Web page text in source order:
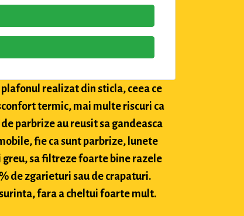
realizat din sticla, ceea ce
termic, mai multe riscuri ca
parbrize au reusit sa gandeasca
fie ca sunt parbrize, lunete
sa filtreze foarte bine razele
de zgarieturi sau de crapaturi.
fara a cheltui foarte mult.